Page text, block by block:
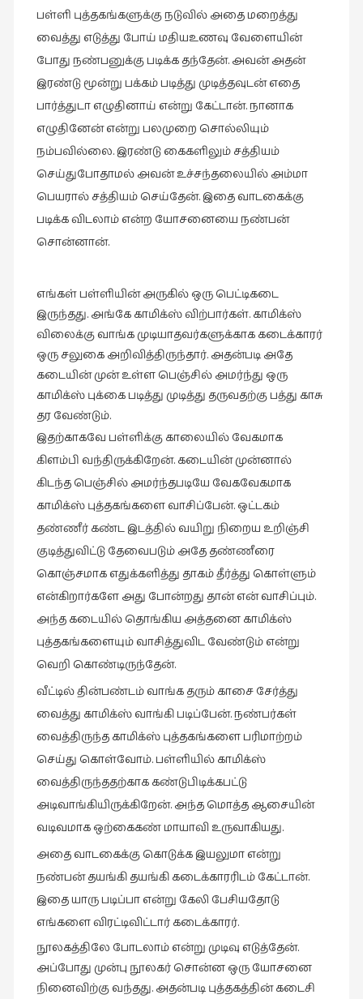
நேர்காணல்
படித்தவை
பயணங்கள்
பரிந்துரை
புகைப்படக்கலை
புத்தக
புத்தக
விமர்சனம்
புத்தகக்
காட்சி
தினங்கள்
புனைவுக்குறிப்புகள்
பெயரற்ற
மூத்தோர்
மொழி
மொழியாக்கம்
வரலாறு
வரலாறு
வாசிப்பில்
விமர்சனம்
விளையாட்டு
பள்ளி புத்தகங்களுக்கு நடுவில் அதை மறைத்து
வைத்து எடுத்து போய் மதியஉணவு வேளையின்
போது நண்பனுக்கு படிக்க தந்தேன். அவன் அதன்
இரண்டு மூன்று பக்கம் படித்து முடித்தவுடன் எதை
பார்த்துடா எழுதினாய் என்று கேட்டான். நானாக
எழுதினேன் என்று பலமுறை சொல்லியும்
நம்பவில்லை. இரண்டு கைகளிலும் சத்தியம்
செய்துபோதாமல் அவன் உச்சந்தலையில் அம்மா
பெயரால் சத்தியம் செய்தேன். இதை வாடகைக்கு
படிக்க விடலாம் என்ற யோசனையை நண்பன்
சொன்னான்.
எங்கள் பள்ளியின் அருகில் ஒரு பெட்டிகடை
இருந்தது. அங்கே காமிக்ஸ் விற்பார்கள். காமிக்ஸ்
விலைக்கு வாங்க முடியாதவர்களுக்காக கடைக்காரர்
ஒரு சலுகை அறிவித்திருந்தார். அதன்படி அதே
கடையின் முன் உள்ள பெஞ்சில் அமர்ந்து ஒரு
காமிக்ஸ் புக்கை படித்து முடித்து தருவதற்கு பத்து காசு
தர வேண்டும்.
இதற்காகவே பள்ளிக்கு காலையில் வேகமாக
கிளம்பி வந்திருக்கிறேன். கடையின் முன்னால்
கிடந்த பெஞ்சில் அமர்ந்தபடியே வேகவேகமாக
காமிக்ஸ் புத்தகங்களை வாசிப்பேன். ஒட்டகம்
தண்ணீர் கண்ட இடத்தில் வயிறு நிறைய உறிஞ்சி
குடித்துவிட்டு தேவைபடும் அதே தண்ணீரை
கொஞ்சமாக எதுக்களித்து தாகம் தீர்த்து கொள்ளும்
என்கிறார்களே அது போன்றது தான் என் வாசிப்பும்.
அந்த கடையில் தொங்கிய அத்தனை காமிக்ஸ்
புத்தகங்களையும் வாசித்துவிட வேண்டும் என்று
வெறி கொண்டிருந்தேன்.
வீட்டில் தின்பண்டம் வாங்க தரும் காசை சேர்த்து
வைத்து காமிக்ஸ் வாங்கி படிப்பேன். நண்பர்கள்
வைத்திருந்த காமிக்ஸ் புத்தகங்களை பரிமாற்றம்
செய்து கொள்வோம். பள்ளியில் காமிக்ஸ்
வைத்திருந்ததற்காக கண்டுபிடிக்கபட்டு
அடிவாங்கியிருக்கிறேன். அந்த மொத்த ஆசையின்
வடிவமாக ஒற்கைகண் மாயாவி உருவாகியது.
அதை வாடகைக்கு கொடுக்க இயலுமா என்று
நண்பன்தயங்கி தயங்கிகடைக்காரரிடம்கேட்டான்.
இதை யாரு படிப்பா என்று கேலி பேசியதோடு
எங்களை விரட்டிவிட்டார் கடைக்காரர்.
நூலகத்திலே போடலாம் என்று முடிவு எடுத்தேன்.
அப்போது முன்பு நூலகர் சொன்ன ஒரு யோசனை
நினைவிற்கு வந்தது. அதன்படி புத்தகத்தின் கடைசி